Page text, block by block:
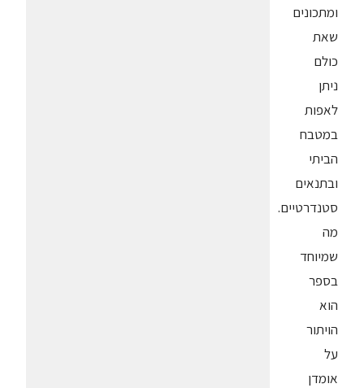
ומתכונים
שאת
כולם
ניתן
לאפות
במטבח
הביתי
ובתנאים
סטנדרטיים.
מה
שמיוחד
בספר
הוא
הויתור
על
אומדן